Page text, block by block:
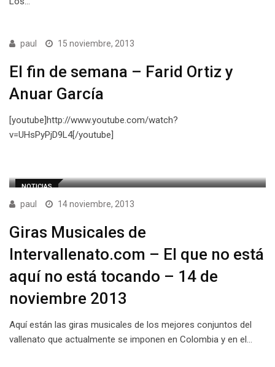
paul 15 noviembre, 2013
El fin de semana – Farid Ortiz y
Anuar García
[youtube]http://www.youtube.com/watch?
v=UHsPyPjD9L4[/youtube]
NOTICIAS
paul 14 noviembre, 2013
Giras Musicales de
Intervallenato.com – El que no está
aquí no está tocando – 14 de
noviembre 2013
Aquí están las giras musicales de los mejores conjuntos del
vallenato que actualmente se imponen en Colombia y en el…